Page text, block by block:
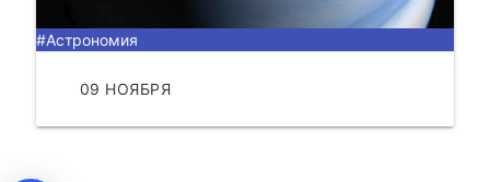
#Астрономия
09 НОЯБРЯ